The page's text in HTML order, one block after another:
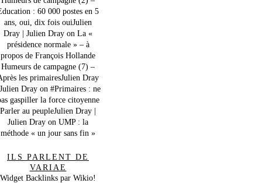
: 60 000 postes en 5
ans, oui, dix fois ouiJulien
Dray | Julien Dray on La «
présidence normale » – à
propos de François Hollande
Humeurs de campagne (7) –
les primairesJulien Dray
Dray on #Primaires : ne
gaspiller la force citoyenne
Parler au peupleJulien Dray |
Julien Dray on UMP : la
méthode « un jour sans fin »
ILS PARLENT DE
VARIAE
Widget Backlinks par Wikio!